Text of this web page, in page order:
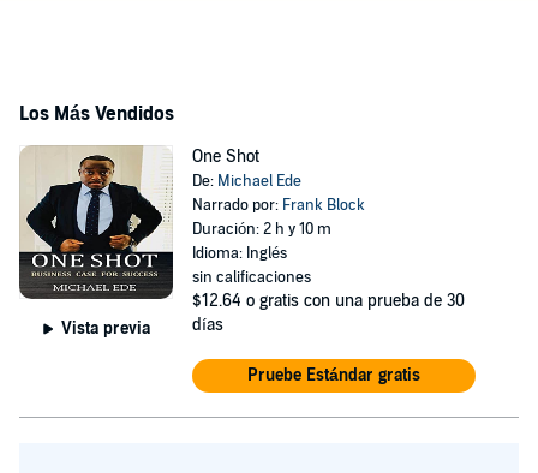
Los Más Vendidos
Vista previa
One Shot
De: Michael Ede
Narrado por: Frank Block
Duración: 2 h y 10 m
Idioma: Inglés
sin calificaciones
$12.64 o gratis con una prueba de 30
días
Pruebe Estándar gratis